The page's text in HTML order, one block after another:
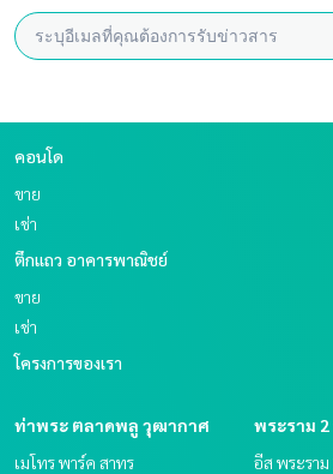
*** ราคาให้เช่า 20,000 บาทต่อเดือน สั
*** ค่าเช่าล่วงหน้าหนึ่งเดือน ค่ามัดจำสอง
*** สนใจติดต่อ คุณต่อ089-175-6462
Blue Connect Property (Property
M:
Website : www.BlueConnectGroup.com
คอนโด
ขาย
เช่า
ตึกแถว อาคารพาณิชย์
ขาย
เช่า
โครงการของเรา
ท่าพระ ตลาดพลู วุฒากาศ
เมโทร พาร์ค สาทร
พระราม
อีส พระราม